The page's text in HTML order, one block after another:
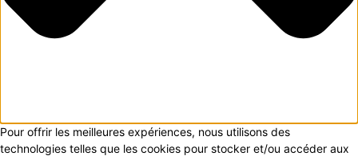
Pour offrir les meilleures expériences, nous utilisons des
technologies telles que les cookies pour stocker et/ou accéder aux